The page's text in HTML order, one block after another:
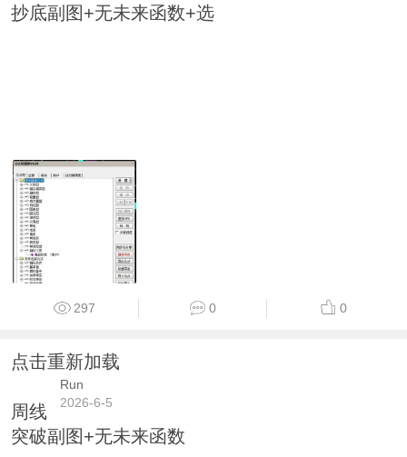
抄底副图+无未来函数+选
297 0 0
点击重新加载
Run
2026-6-5
周线
突破副图+无未来函数